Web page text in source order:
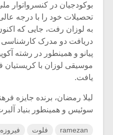
بوکودجیان در کنسرواتوار
تحصیلات خود را با درجه
به لوزان رفت، جایی که
دریافت دو مدرک کارشناسی
پیانو و همینطور در رشته
موسیقی لوزان با کریستیان
یافت.
لیلا رمضان، برنده جایزه
سوئیس و همینطور بنیاد
ramezan فلوت